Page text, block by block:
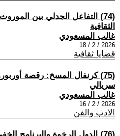
(74) التفاعل الجدلي بين
الثقافية
غالب المسعودي
2026 / 2 / 18
قضايا ثقافية
(75) كرنفال المسخ: رقصة
سريالي
غالب المسعودي
2026 / 2 / 16
الادب والفن